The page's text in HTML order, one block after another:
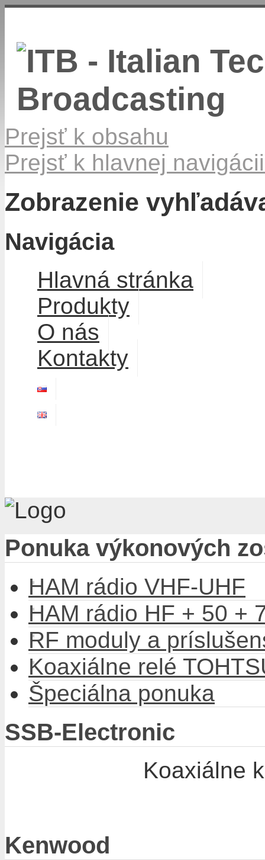
Prejsť k obsahu
Prejsť k hlavnej
Zobrazenie
Navigácia
Hlavná stránka
Produkty
O nás
Kontakty
Ponuka výkonových
HAM rádio VHF-UHF
HAM rádio HF + 50 +
RF moduly a
Koaxiálne relé
Špeciálna ponuka
SSB-Electronic
Koaxiálne
Kenwood